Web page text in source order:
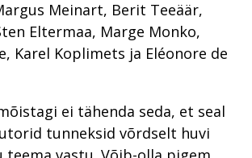
Meinart, Berit Teeäär,
Eltermaa, Marge Monko,
Karel Koplimets ja Eléonore de
ei tähenda seda, et seal
tunneksid võrdselt huvi